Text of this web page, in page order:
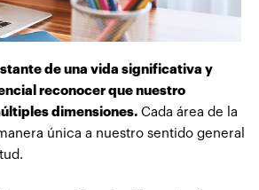
de una vida significativa y
reconocer que nuestro
dimensiones. Cada área de la
única a nuestro sentido general